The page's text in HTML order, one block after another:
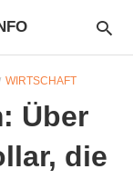
WIRTSCHAFT
Über
die